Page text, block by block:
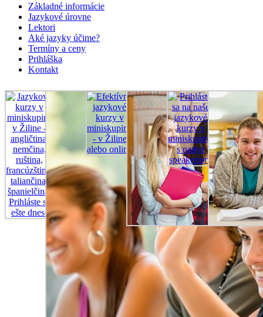
Základné informácie
Jazykové úrovne
Lektori
Aké jazyky účime?
Termíny a ceny
Prihláška
Kontakt